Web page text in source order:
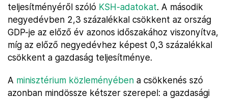
teljesítményéről szóló KSH-adatokat. A második
negyedévben 2,3 százalékkal csökkent az ország
GDP-je az előző év azonos időszakához viszonyítva,
míg az előző negyedévhez képest 0,3 százalékkal
csökkent a gazdaság teljesítménye.
A minisztérium közleményében a csökkenés szó
azonban mindössze kétszer szerepel: a gazdasági